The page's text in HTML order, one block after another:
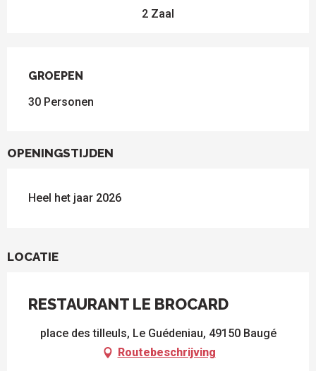
2 Zaal
GROEPEN
GROEPEN
30 Personen
OPENINGSTIJDEN
Heel het jaar 2026
LOCATIE
RESTAURANT LE BROCARD
place des tilleuls, Le Guédeniau, 49150 Baugé
Routebeschrijving